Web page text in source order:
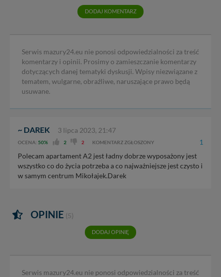
DODAJ KOMENTARZ
Serwis mazury24.eu nie ponosi odpowiedzialności za treść
komentarzy i opinii. Prosimy o zamieszczanie komentarzy
dotyczących danej tematyki dyskusji. Wpisy niezwiązane z
tematem, wulgarne, obraźliwe, naruszające prawo będą
usuwane.
~ DAREK 3 lipca 2023, 21:47
OCENA: 50% 2 2 KOMENTARZ ZGŁOSZONY 1
Polecam apartament A2 jest ładny dobrze wyposażony jest
wszystko co do życia potrzeba a co najważniejsze jest czysto i
w samym centrum Mikołajek.Darek
OPINIE (5)
DODAJ OPINIĘ
Serwis mazury24.eu nie ponosi odpowiedzialności za treść